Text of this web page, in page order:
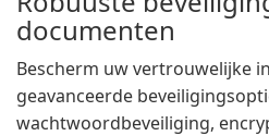
documenten
Bescherm uw vertrouwelijke
geavanceerde
wachtwoordbeveiliging,